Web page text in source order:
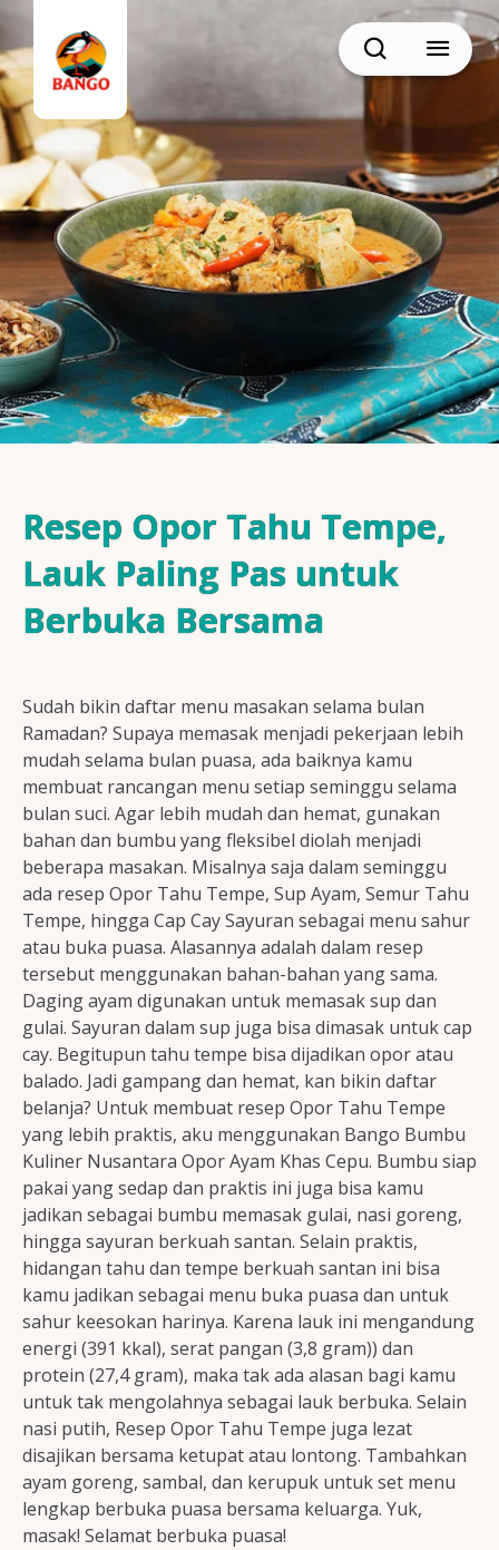
BACK
Resep Sate
Resep Semur
Resep Daging
Resep Ikan
Resep Tempe/Tahu
Resep Sayuran
Semua Resep
Cari
Resep Opor Tahu Tempe,
Lauk Paling Pas untuk
Berbuka Bersama
Sudah bikin daftar menu masakan selama bulan
Ramadan? Supaya memasak menjadi pekerjaan lebih
mudah selama bulan puasa, ada baiknya kamu
membuat rancangan menu setiap seminggu selama
bulan suci. Agar lebih mudah dan hemat, gunakan
bahan dan bumbu yang fleksibel diolah menjadi
beberapa masakan. Misalnya saja dalam seminggu
ada resep Opor Tahu Tempe, Sup Ayam, Semur Tahu
Tempe, hingga Cap Cay Sayuran sebagai menu sahur
atau buka puasa. Alasannya adalah dalam resep
tersebut menggunakan bahan-bahan yang sama.
Daging ayam digunakan untuk memasak sup dan
gulai. Sayuran dalam sup juga bisa dimasak untuk cap
cay. Begitupun tahu tempe bisa dijadikan opor atau
balado. Jadi gampang dan hemat, kan bikin daftar
belanja? Untuk membuat resep Opor Tahu Tempe
yang lebih praktis, aku menggunakan Bango Bumbu
Kuliner Nusantara Opor Ayam Khas Cepu. Bumbu siap
pakai yang sedap dan praktis ini juga bisa kamu
jadikan sebagai bumbu memasak gulai, nasi goreng,
hingga sayuran berkuah santan. Selain praktis,
hidangan tahu dan tempe berkuah santan ini bisa
kamu jadikan sebagai menu buka puasa dan untuk
sahur keesokan harinya. Karena lauk ini mengandung
energi (391 kkal), serat pangan (3,8 gram)) dan
protein (27,4 gram), maka tak ada alasan bagi kamu
untuk tak mengolahnya sebagai lauk berbuka. Selain
nasi putih, Resep Opor Tahu Tempe juga lezat
disajikan bersama ketupat atau lontong. Tambahkan
ayam goreng, sambal, dan kerupuk untuk set menu
lengkap berbuka puasa bersama keluarga. Yuk,
masak! Selamat berbuka puasa!